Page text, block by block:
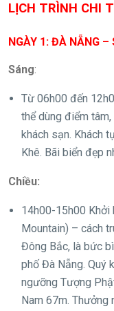
LỊCH TRÌNH CHI
NGÀY 1: ĐÀ NẴNG –
Sáng:
Từ 06h00 đến
thể dùng điểm
khách sạn. Khách
Khê. Bãi biển đẹp
Chiều:
14h00-15h00 Khởi
Mountain) – cách
Đông Bắc, là bức
phố Đà Nẵng. Quý
ngưỡng Tượng
Nam 67m. Thưởng